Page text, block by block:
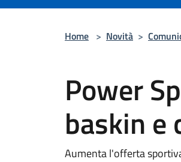
Home > Novità >
Power
baskin e
Aumenta l'offerta